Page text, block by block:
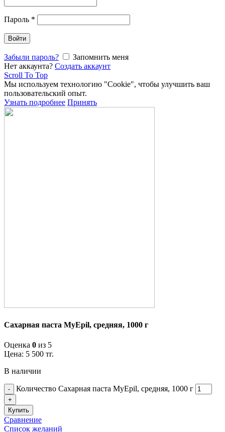
Пароль *
Войти
Забыли пароль?
Запомнить меня
Нет аккаунта? Создать аккаунт
Scroll To Top
Мы используем технологию "Cookie", чтобы улучшить ваш
пользовательский опыт.
Узнать подробнее Принять
Сахарная паста MyEpil, средняя, 1000 г
Оценка 0 из 5
Цена: 5 500 тг.
В наличии
Количество Сахарная паста MyEpil, средняя, 1000 г
Купить
Сравнение
Список желаний